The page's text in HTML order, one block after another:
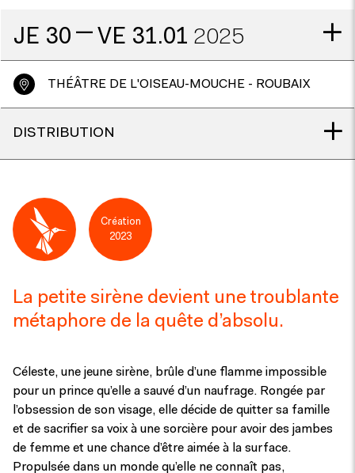
JE 30 — VE 31.01 2025
THÉÂTRE DE L'OISEAU-MOUCHE - ROUBAIX
DISTRIBUTION
Création
2023
La petite sirène devient une troublante
métaphore de la quête d’absolu.
Céleste, une jeune sirène, brûle d’une flamme impossible
pour un prince qu’elle a sauvé d’un naufrage. Rongée par
l’obsession de son visage, elle décide de quitter sa famille
et de sacrifier sa voix à une sorcière pour avoir des jambes
de femme et une chance d’être aimée à la surface.
Propulsée dans un monde qu’elle ne connaît pas,